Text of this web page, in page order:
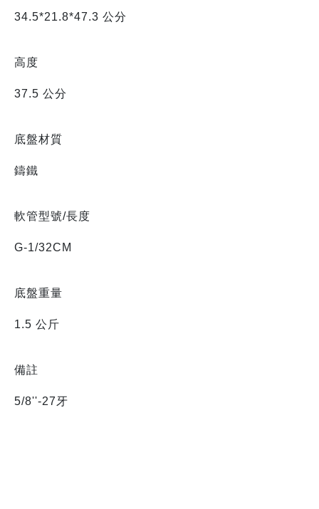
34.5*21.8*47.3 公分
高度
37.5 公分
底盤材質
鑄鐵
軟管型號/長度
G-1/32CM
底盤重量
1.5 公斤
備註
5/8''-27牙